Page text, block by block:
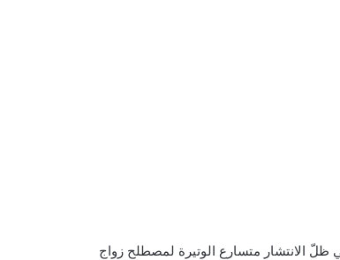
الانتشار متسارع الوتيرة لمصطلح زواج